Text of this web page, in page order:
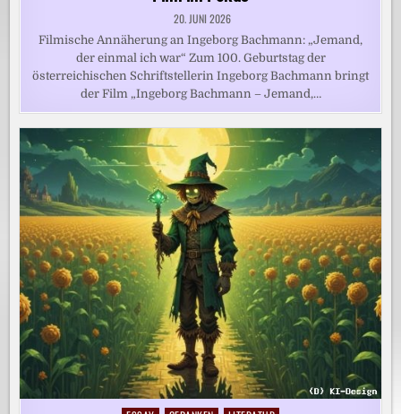
20. JUNI 2026
Filmische Annäherung an Ingeborg Bachmann: „Jemand,
der einmal ich war“ Zum 100. Geburtstag der
österreichischen Schriftstellerin Ingeborg Bachmann bringt
der Film „Ingeborg Bachmann – Jemand,…